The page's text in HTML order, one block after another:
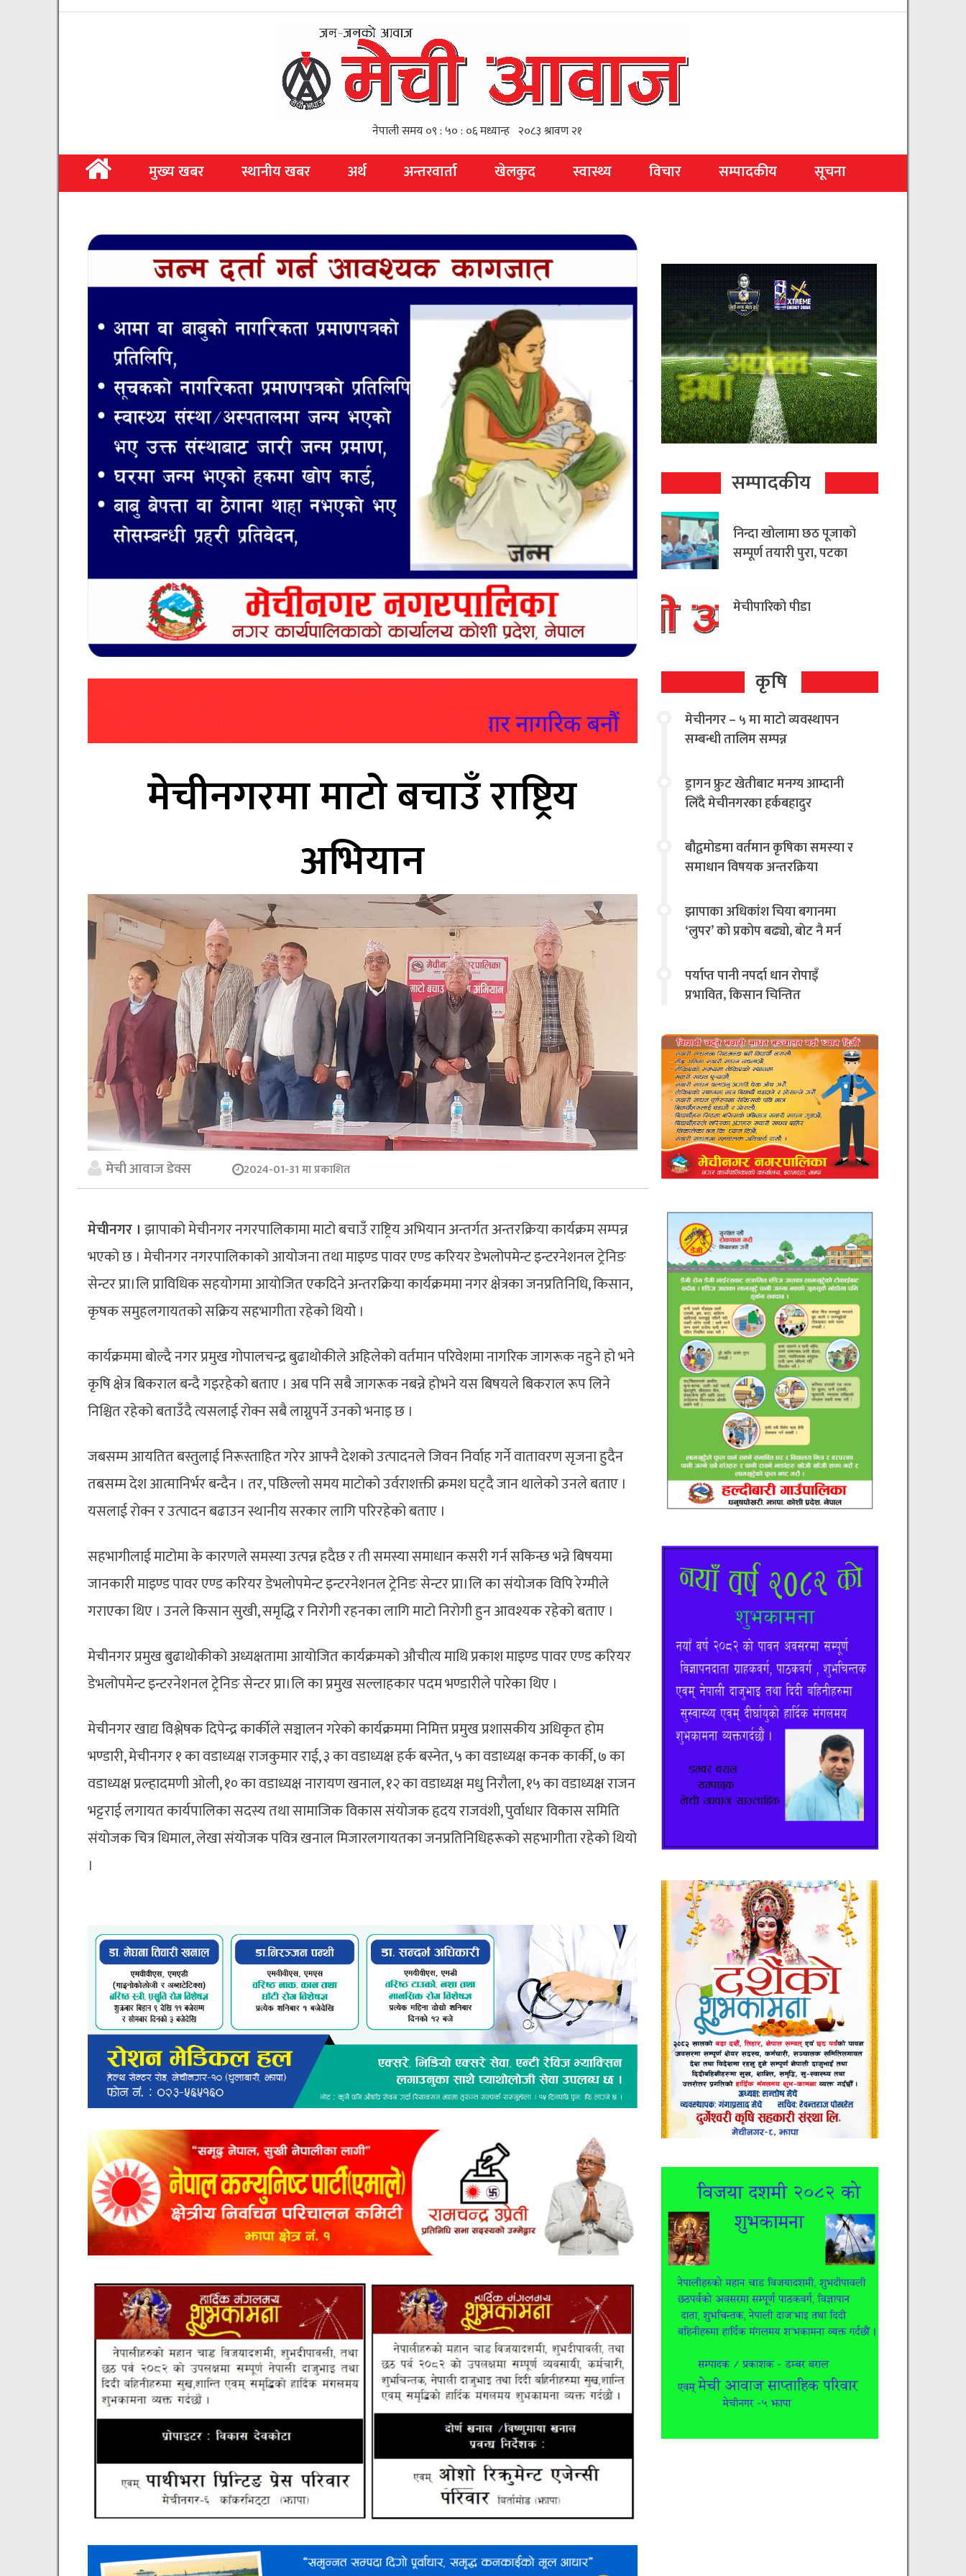
मुख्य खबर स्थानीय खबर अर्थ अन्तरवार्ता खेलकुद स्वास्थ्य विचार सम्पादकीय सूचना
मेचीनगरमा माटो बचाउँ राष्ट्रिय
अभियान
मेची आवाज डेक्स 2024-01-31 मा प्रकाशित
मेचीनगर । झापाको मेचीनगर नगरपालिकामा माटो बचाउँ राष्ट्रिय अभियान अन्तर्गत अन्तरक्रिया कार्यक्रम सम्पन्न
भएको छ । मेचीनगर नगरपालिकाको आयोजना तथा माइण्ड पावर एण्ड करियर डेभलोपमेन्ट इन्टरनेशनल ट्रेनिङ
सेन्टर प्रा।लि प्राविधिक सहयोगमा आयोजित एकदिने अन्तरक्रिया कार्यक्रममा नगर क्षेत्रका जनप्रतिनिधि, किसान,
कृषक समुहलगायतको सक्रिय सहभागीता रहेको थियोे ।
कार्यक्रममा बोल्दै नगर प्रमुख गोपालचन्द्र बुढाथोकीले अहिलेको वर्तमान परिवेशमा नागरिक जागरूक नहुने हो भने
कृषि क्षेत्र बिकराल बन्दै गइरहेको बताए । अब पनि सबै जागरूक नबन्ने होभने यस बिषयले बिकराल रूप लिने
निश्चित रहेको बताउँदै त्यसलाई रोक्न सबै लाग्नुपर्ने उनको भनाइ छ ।
जबसम्म आयतित बस्तुलाई निरूस्ताहित गरेर आफ्नै देशको उत्पादनले जिवन निर्वाह गर्ने वातावरण सृजना हुदैन
तबसम्म देश आत्मानिर्भर बन्दैन । तर, पछिल्लो समय माटोको उर्वराशक्ती क्रमश घट्दै जान थालेको उनले बताए ।
यसलाई रोक्न र उत्पादन बढाउन स्थानीय सरकार लागि परिरहेको बताए ।
सहभागीलाई माटोमा के कारणले समस्या उत्पन्न हदैछ र ती समस्या समाधान कसरी गर्न सकिन्छ भन्ने बिषयमा
जानकारी माइण्ड पावर एण्ड करियर डेभलोपमेन्ट इन्टरनेशनल ट्रेनिङ सेन्टर प्रा।लि का संयोजक विपि रेग्मीले
गराएका थिए । उनले किसान सुखी, समृद्धि र निरोगी रहनका लागि माटो निरोगी हुन आवश्यक रहेको बताए ।
मेचीनगर प्रमुख बुढाथोकीको अध्यक्षतामा आयोजित कार्यक्रमको औचीत्य माथि प्रकाश माइण्ड पावर एण्ड करियर
डेभलोपमेन्ट इन्टरनेशनल ट्रेनिङ सेन्टर प्रा।लि का प्रमुख सल्लाहकार पदम भण्डारीले पारेका थिए ।
मेचीनगर खाद्य विश्लेषक दिपेन्द्र कार्कीले सञ्चालन गरेको कार्यक्रममा निमित्त प्रमुख प्रशासकीय अधिकृत होम
भण्डारी, मेचीनगर १ का वडाध्यक्ष राजकुमार राई, ३ का वडाध्यक्ष हर्क बस्नेत, ५ का वडाध्यक्ष कनक कार्की, ७ का
वडाध्यक्ष प्रल्हादमणी ओली, १० का वडाध्यक्ष नारायण खनाल, १२ का वडाध्यक्ष मधु निरौला, १५ का वडाध्यक्ष राजन
भट्टराई लगायत कार्यपालिका सदस्य तथा सामाजिक विकास संयोजक हृदय राजवंशी, पुर्वाधार विकास समिति
संयोजक चित्र धिमाल, लेखा संयोजक पवित्र खनाल मिजारलगायतका जनप्रतिनिधिहरूको सहभागीता रहेको थियो
।
सम्पादकीय
निन्दा खोलामा छठ पूजाको
सम्पूर्ण तयारी पुरा, पटका
मेचीपारिको पीडा
कृषि
मेचीनगर – ५ मा माटो व्यवस्थापन
सम्बन्धी तालिम सम्पन्न
ड्रागन फ्रुट खेतीबाट मनग्य आम्दानी
लिँदै मेचीनगरका हर्कबहादुर
बौद्वमोडमा वर्तमान कृषिका समस्या र
समाधान विषयक अन्तरक्रिया
झापाका अधिकांश चिया बगानमा
‘लुपर’ को प्रकोप बढ्यो, बोट नै मर्न
चिन्तित
पर्याप्त पानी नपर्दा धान रोपाइँ
प्रभावित, किसान चिन्तित